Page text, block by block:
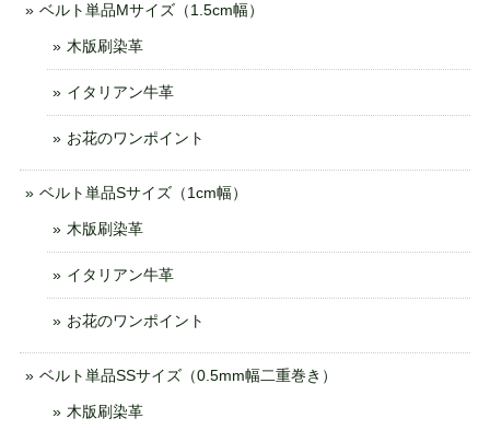
ベルト単品Mサイズ（1.5cm幅）
木版刷染革
イタリアン牛革
お花のワンポイント
ベルト単品Sサイズ（1cm幅）
木版刷染革
イタリアン牛革
お花のワンポイント
ベルト単品SSサイズ（0.5mm幅二重巻き）
木版刷染革